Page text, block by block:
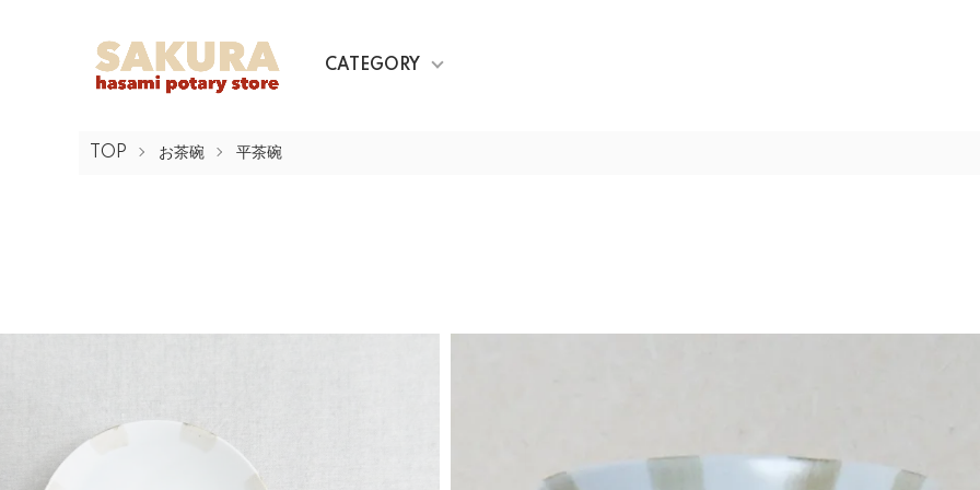
CATEGORY
TOP お茶碗 平茶碗